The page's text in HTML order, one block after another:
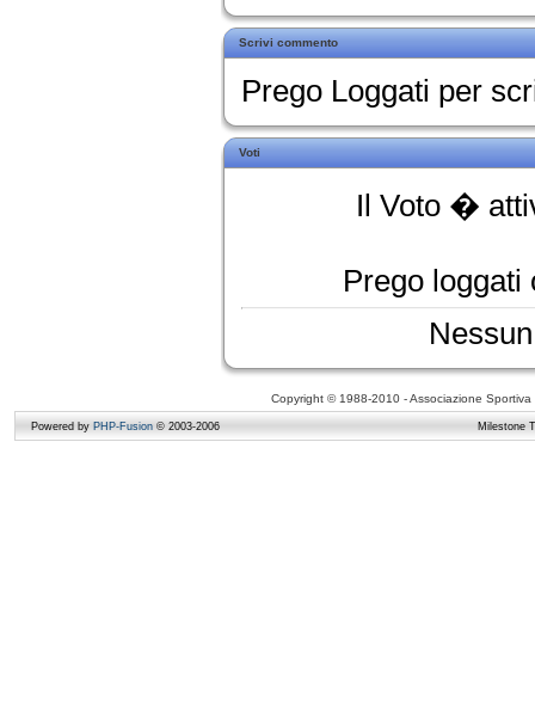
Scrivi commento
Prego Loggati per
Voti
Il Voto �
Prego loggati
Copyright © 1988-2010 - Associazione
Powered by PHP-Fusion © 2003-2006 Milestone